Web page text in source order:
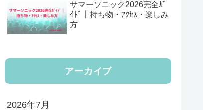
サマーソニック2026完全ｶﾞ
ｲﾄﾞ｜持ち物・ｱｸｾｽ・楽しみ
方
アーカイブ
2026年7月